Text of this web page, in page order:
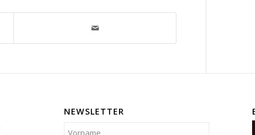
NEWSLETTER